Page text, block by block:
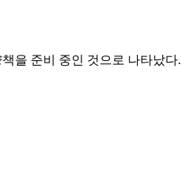
을 준비 중인 것으로 나타났다.